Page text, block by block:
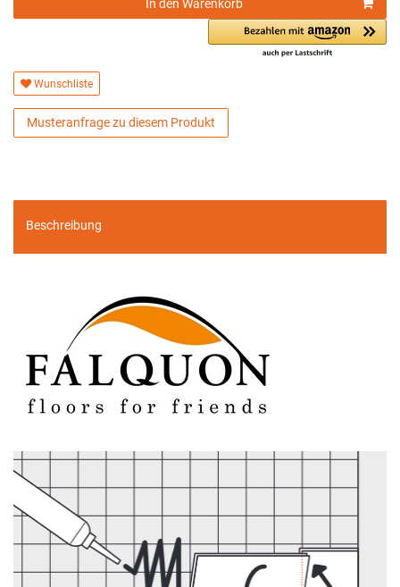
In den Warenkorb
Wunschliste
Musteranfrage zu diesem Produkt
Beschreibung